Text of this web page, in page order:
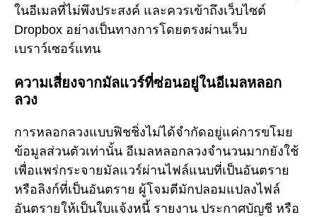
ในอีเมลที่ไม่พึงประสงค์ และควรเข้าถึงเว็บไซต์
Dropbox อย่างเป็นทางการโดยตรงผ่านเว็บ
เบราว์เซอร์แทน
ความเสี่ยงจากมัลแวร์ที่ซ่อนอยู่ในอีเมลหลอก
ลวง
การหลอกลวงแบบฟิชชิ่งไม่ได้จำกัดอยู่แค่การขโมย
ข้อมูลส่วนตัวเท่านั้น อีเมลหลอกลวงจำนวนมากยังใช้
เพื่อแพร่กระจายมัลแวร์ผ่านไฟล์แนบที่เป็นอันตราย
หรือลิงก์ที่เป็นอันตราย ผู้โจมตีมักปลอมแปลงไฟล์
อันตรายให้เป็นใบแจ้งหนี้ รายงาน ประกาศบัญชี หรือ